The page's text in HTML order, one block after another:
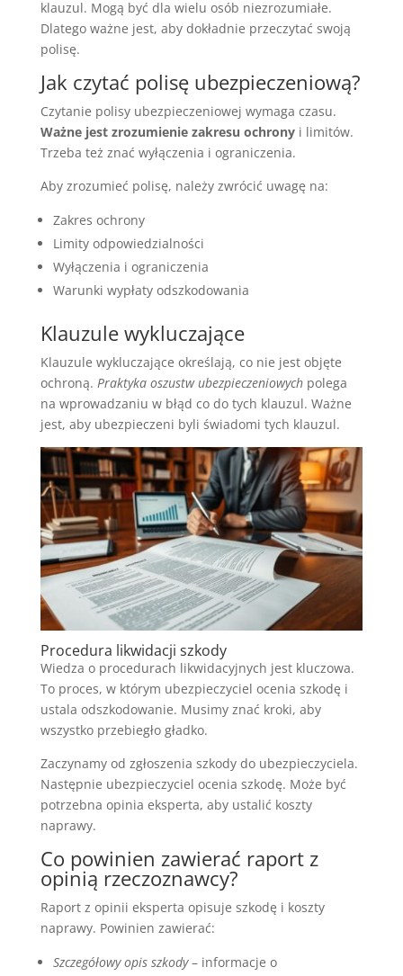
klauzul. Mogą być dla wielu osób niezrozumiałe.
Dlatego ważne jest, aby dokładnie przeczytać swoją
polisę.
Jak czytać polisę ubezpieczeniową?
Czytanie polisy ubezpieczeniowej wymaga czasu.
Ważne jest zrozumienie zakresu ochronyi limitów.
Trzeba też znać wyłączenia i ograniczenia.
Aby zrozumieć polisę, należy zwrócić uwagę na:
Zakres ochrony
Limity odpowiedzialności
Wyłączenia i ograniczenia
Warunki wypłaty odszkodowania
Klauzule wykluczające
Klauzule wykluczające określają, co nie jest objęte
ochroną. Praktyka oszustw ubezpieczeniowychpolega
na wprowadzaniu w błąd co do tych klauzul. Ważne
jest, aby ubezpieczeni byli świadomi tych klauzul.
Procedura likwidacji szkody
Wiedza o procedurach likwidacyjnych jest kluczowa.
To proces, w którym ubezpieczyciel ocenia szkodę i
ustala odszkodowanie. Musimy znać kroki, aby
wszystko przebiegło gładko.
Zaczynamy od zgłoszenia szkody do ubezpieczyciela.
Następnie ubezpieczyciel ocenia szkodę. Może być
potrzebna opinia eksperta, aby ustalić koszty
naprawy.
Co powinien zawierać raport z
opinią rzeczoznawcy?
Raport z opinii eksperta opisuje szkodę i koszty
naprawy. Powinien zawierać:
Szczegółowy opis szkody– informacje o